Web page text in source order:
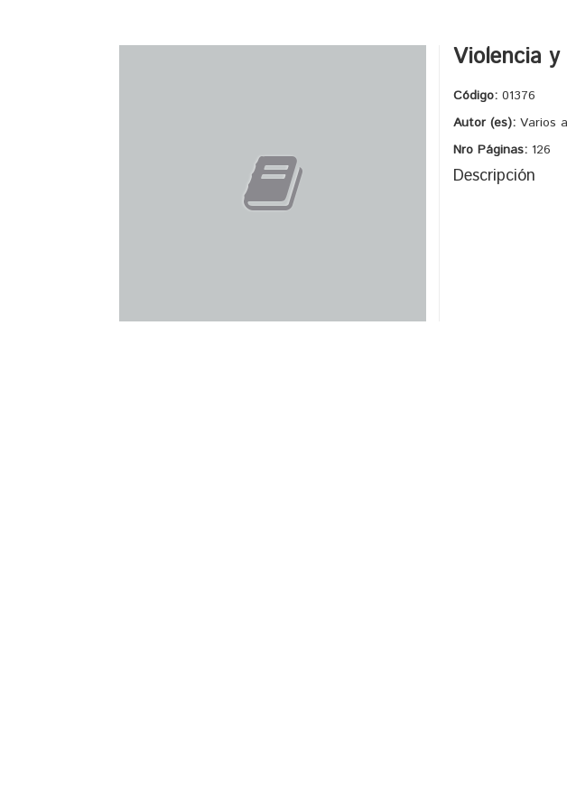
Violencia y
Código: 01376
Autor (es): Varios
Nro Páginas: 126
Descripción